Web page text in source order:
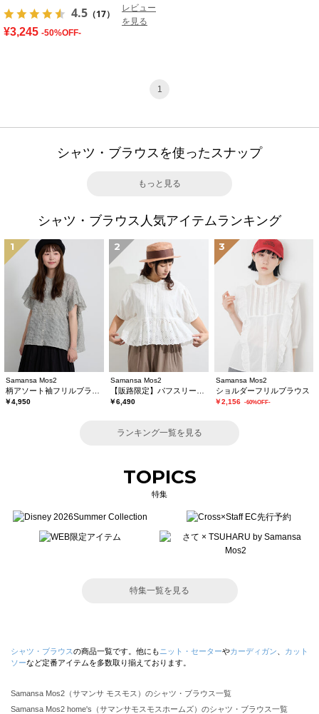
4.5 （17）
レビュー
を見る
¥3,245 -50%OFF-
1
シャツ・ブラウスを使ったスナップ
もっと見る
シャツ・ブラウス人気アイテムランキング
1
Samansa Mos2
￥4,950
2
Samansa Mos2
￥6,490
3
Samansa Mos2
ショルダーフリルブラウス
￥2,156 -60%OFF-
ランキング一覧を見る
TOPICS
特集
特集一覧を見る
シャツ・ブラウスの商品一覧です。他にも ニット・セーターやカーディガン
カット
ソーなど定番アイテムを多数取り揃えております。
Samansa Mos2（サマンサ モスモス）のシャツ・ブラウス一覧
Samansa Mos2 home's（サマンサモスモスホームズ）のシャツ・ブラウス一覧